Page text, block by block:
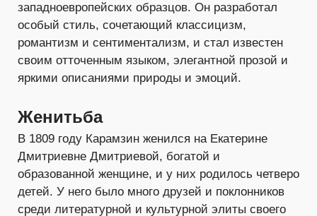
западноевропейских образцов. Он разработал
особый стиль, сочетающий классицизм,
романтизм и сентиментализм, и стал известен
своим отточенным языком, элегантной прозой и
яркими описаниями природы и эмоций.
Женитьба
В 1809 году Карамзин женился на Екатерине
Дмитриевне Дмитриевой, богатой и
образованной женщине, и у них родилось четверо
детей. У него было много друзей и поклонников
среди литературной и культурной элиты своего